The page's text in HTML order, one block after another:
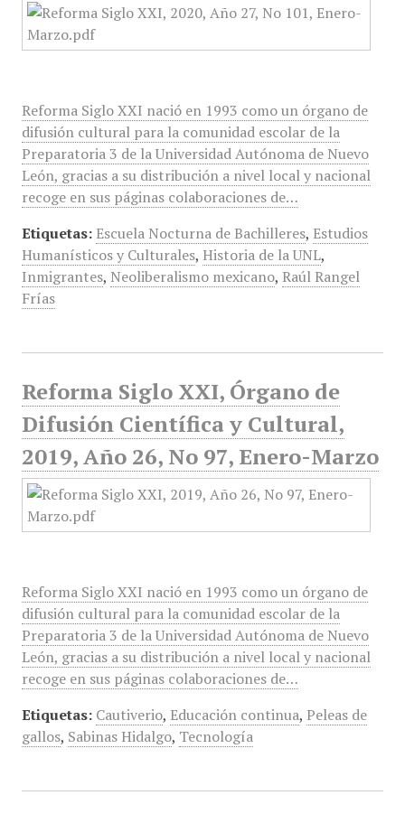
Reforma Siglo XXI nació en 1993 como un órgano de
difusión cultural para la comunidad escolar de la
Preparatoria 3 de la Universidad Autónoma de Nuevo
León, gracias a su distribución a nivel local y nacional
recoge en sus páginas colaboraciones de…
Etiquetas: Escuela Nocturna de Bachilleres, Estudios
Humanísticos y Culturales, Historia de la UNL,
Inmigrantes, Neoliberalismo mexicano, Raúl Rangel
Frías
Reforma Siglo XXI, Órgano de
Difusión Científica y Cultural,
2019, Año 26, No 97, Enero-Marzo
Reforma Siglo XXI nació en 1993 como un órgano de
difusión cultural para la comunidad escolar de la
Preparatoria 3 de la Universidad Autónoma de Nuevo
León, gracias a su distribución a nivel local y nacional
recoge en sus páginas colaboraciones de…
Etiquetas: Cautiverio, Educación continua, Peleas de
gallos, Sabinas Hidalgo, Tecnología